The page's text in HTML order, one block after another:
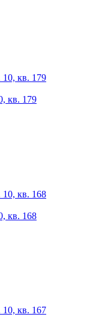
кв. 179
кв. 168